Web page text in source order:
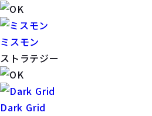
ミスモン
ストラテジー
Dark Grid